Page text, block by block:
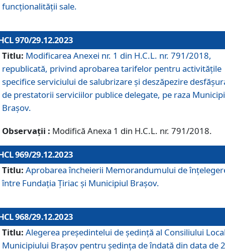
funcționalității sale.
970/29.12.2023
Titlu: Modificarea Anexei nr. 1 din H.C.L. nr. 791/2018,
republicată, privind aprobarea tarifelor pentru activitățile
specifice serviciului de salubrizare și deszăpezire
de prestatorii serviciilor publice delegate, pe raza
Brașov.
Observații : Modifică Anexa 1 din H.C.L. nr. 791/2018.
969/29.12.2023
Titlu: Aprobarea încheierii Memorandumului de
între Fundația Țiriac și Municipiul Brașov.
968/29.12.2023
Titlu: Alegerea preşedintelui de şedinţă al Consiliului
Municipiului Braşov pentru ședința de îndată din data de